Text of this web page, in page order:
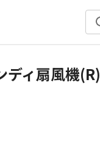
ディ扇風機(R)